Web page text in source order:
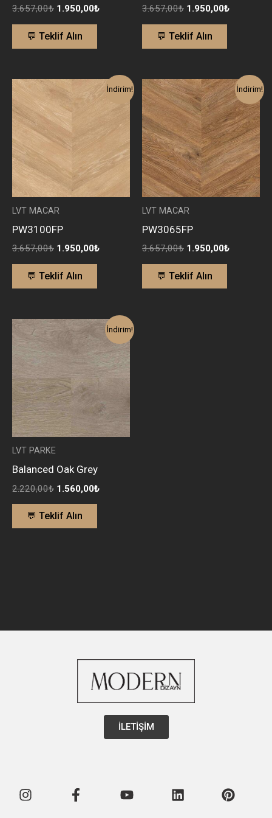
3.657,00₺ 1.950,00₺
💬 Teklif Alın
3.657,00₺ 1.950,00₺
💬 Teklif Alın
İndirim!
LVT MACAR
PW3100FP
3.657,00₺
fiyat:
3.657,00₺.
1.950,00₺
Şu
andaki
fiyat:
1.950,00₺.
💬 Teklif Alın
İndirim!
LVT MACAR
PW3065FP
3.657,00₺
Orijinal
fiyat:
3.657,00₺.
1.950,00₺
Şu
andaki
fiyat:
💬 Teklif Alın
İndirim!
LVT PARKE
Balanced Oak Grey
2.220,00₺
Orijinal
fiyat:
2.220,00₺.
1.560,00₺
Şu
andaki
fiyat:
1.560,00₺.
💬 Teklif Alın
İLETİŞİM